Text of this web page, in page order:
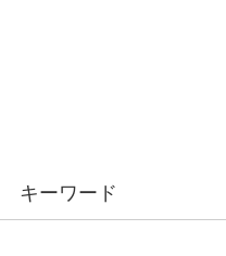
キーワード